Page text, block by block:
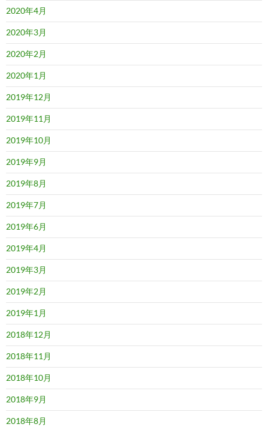
2020年4月
2020年3月
2020年2月
2020年1月
2019年12月
2019年11月
2019年10月
2019年9月
2019年8月
2019年7月
2019年6月
2019年4月
2019年3月
2019年2月
2019年1月
2018年12月
2018年11月
2018年10月
2018年9月
2018年8月